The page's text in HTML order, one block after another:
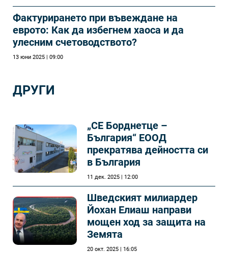
Фактурирането при въвеждане на
еврото: Как да избегнем хаоса и да
улесним счетоводството?
13 юни 2025 | 09:00
ДРУГИ
„СЕ Борднетце –
България“ ЕООД
прекратява дейността си
в България
11 дек. 2025 | 12:00
Шведският милиардер
Йохан Елиаш направи
мощен ход за защита на
Земята
20 окт. 2025 | 16:05